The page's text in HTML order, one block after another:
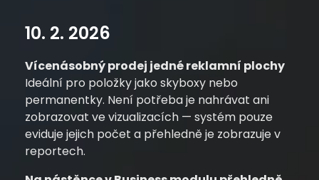
10. 2. 2026
Vícenásobný prodej jedné reklamní plochy
Ideální pro položky jako skyboxy nebo
permanentky. Není potřeba je nahrávat ani
zobrazovat ve vizualizacích — systém pouze
eviduje jejich počet a přehledně je zobrazuje v
reportech.